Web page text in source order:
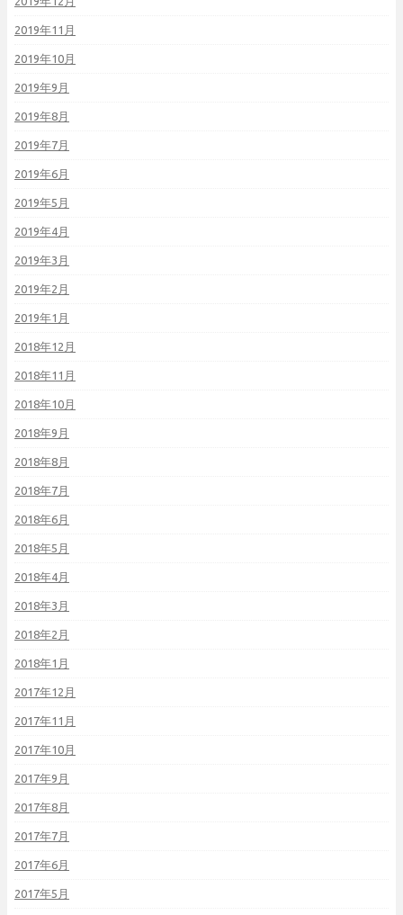
2019年11月
2019年10月
2019年9月
2019年8月
2019年7月
2019年6月
2019年5月
2019年4月
2019年3月
2019年2月
2019年1月
2018年12月
2018年11月
2018年10月
2018年9月
2018年8月
2018年7月
2018年6月
2018年5月
2018年4月
2018年3月
2018年2月
2018年1月
2017年12月
2017年11月
2017年10月
2017年9月
2017年8月
2017年7月
2017年6月
2017年5月